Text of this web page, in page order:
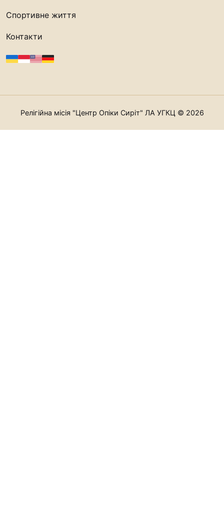
Спортивне життя
Контакти
Релігійна місія "Центр Опіки Сиріт" ЛА УГКЦ © 2026